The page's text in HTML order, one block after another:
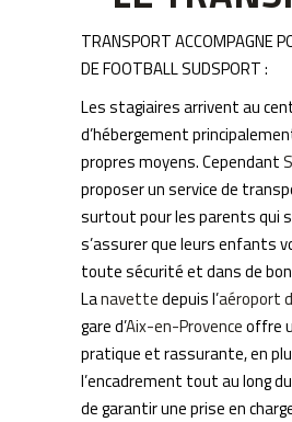
TRANSPORT ACCOMPAGNE
DE FOOTBALL SUDSPORT :
Les stagiaires arrivent au
d’hébergement
propres moyens. Cependant
proposer un service de
surtout pour les parents qui
s’assurer que leurs enfants
toute sécurité et dans de
Lanavettedepuis l’aéroport
gare d’Aix-en-Provenceoffre
pratique et rassurante, en
l’encadrement tout au long
de garantir une prise en